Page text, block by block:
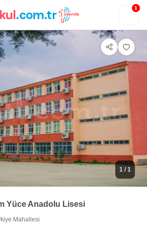
1
1 / 1
Yüce Anadolu Lisesi
Mahallesi